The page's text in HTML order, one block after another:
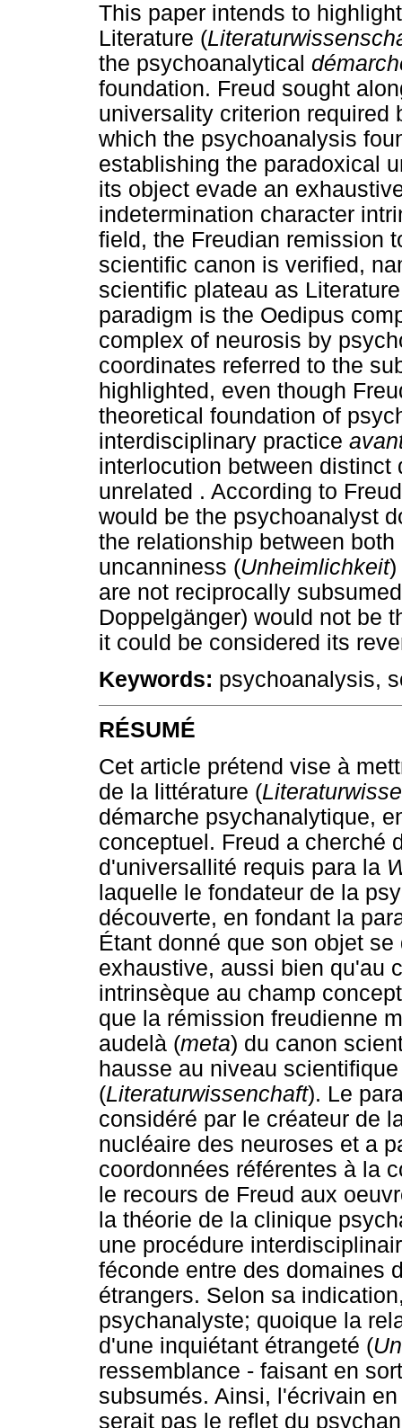
This paper intends to
Literature (
the psychoanalytical
foundation. Freud sought
universality criterion
which the psychoanalysis
establishing the paradoxical
its object evade an
indetermination character
field, the Freudian remission
scientific canon is verified,
scientific plateau as
paradigm is the Oedipus
complex of neurosis by
coordinates referred to the
highlighted, even though
theoretical foundation of
interdisciplinary practice
interlocution between
unrelated . According to
would be the psychoanalyst
the relationship between
uncanniness (Unheimlichkeit)
are not reciprocally
Doppelgänger) would not be
it could be considered its
Keywords: psychoanalysis,
RÉSUMÉ
Cet article prétend vise à
de la littérature (
démarche psychanalytique,
conceptuel. Freud a cherché
d'universallité requis para la
laquelle le fondateur de la
découverte, en fondant la
Étant donné que son objet
exhaustive, aussi bien qu'au
intrinsèque au champ
que la rémission freudienne
audelà (meta) du canon
hausse au niveau
(Literaturwissenchaft). Le
considéré par le créateur de
nucléaire des neuroses et a
coordonnées référentes à la
le recours de Freud aux
la théorie de la clinique
une procédure
féconde entre des domaines
étrangers. Selon sa
psychanalyste; quoique la
d'une inquiétant étrangeté (
ressemblance - faisant en
subsumés. Ainsi, l'écrivain
serait pas le reflet du